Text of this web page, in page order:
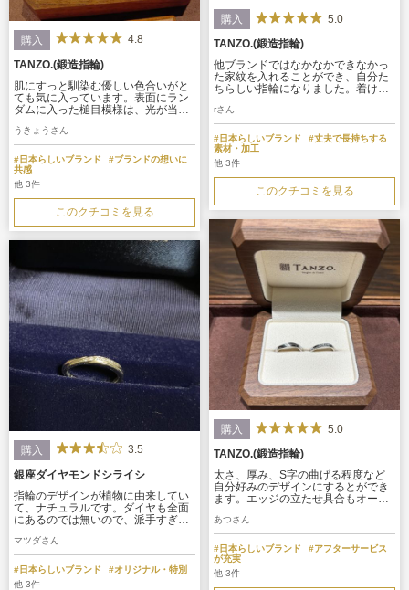
購入
5.0
TANZO.(鍛造指輪)
他ブランドではなかなかできなかっ
た家紋を入れることができ、自分た
ちらしい指輪になりました。着け心
いても違和感なく使えそうでとても
嬉しいです。表面の輝き具合もとて
も素敵でした。
rさん
#日本らしいブランド
#丈夫で長持ちする
素材・加工
他 3件
このクチコミを見る
購入
4.8
TANZO.(鍛造指輪)
肌にすっと馴染む優しい色合いがと
ても気に入っています。表面にラン
ダムに入った槌目模様は、光が当た
くれて、見ていて全く飽きません。
手作りのような温かみのあるデコボ
コ感が心地よく、ずっと触っていた
くなる質感です。
うきょうさん
#日本らしいブランド
#ブランドの想いに
共感
他 3件
このクチコミを見る
購入
5.0
TANZO.(鍛造指輪)
太さ、厚み、S字の曲げる程度など
自分好みのデザインにするとができ
ます。エッジの立たせ具合もオーダ
が良く、ずっとつけていても痛くな
りにくいです。色も様々な色があ
り、世界に一つだけの指に優しい指
輪を作れます。
あつさん
#日本らしいブランド
#アフターサービス
が充実
他 3件
購入
3.5
銀座ダイヤモンドシライシ
指輪のデザインが植物に由来してい
て、ナチュラルです。ダイヤも全面
にあるのでは無いので、派手すぎ
を隠すなど対応が出来そうなので便
利です。ブランドメイクだけあっ
て、ダイヤモンドの品質が良いで
す。
マツダさん
#日本らしいブランド
#オリジナル・特別
他 3件